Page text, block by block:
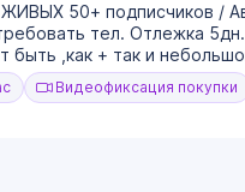
50+ подписчиков /
тел. Отлежка
быть ,как + так и
Видеофиксация покупки